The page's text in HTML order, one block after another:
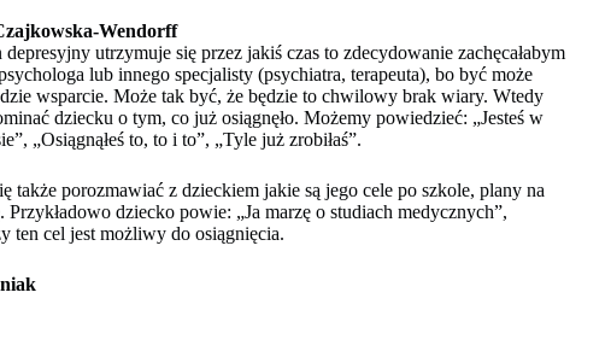
Wendorff
depresyjny utrzymuje się przez jakiś czas to zdecydowanie zachęcałabym
lub innego specjalisty (psychiatra, terapeuta), bo być może
wsparcie. Może tak być, że będzie to chwilowy brak wiary. Wtedy
dziecku o tym, co już osiągnęło. Możemy powiedzieć: „Jesteś w
„Osiągnąłeś to, to i to”, „Tyle już zrobiłaś”.
także porozmawiać z dzieckiem jakie są jego cele po szkole, plany na
Przykładowo dziecko powie: „Ja marzę o studiach medycznych”,
ten cel jest możliwy do osiągnięcia.